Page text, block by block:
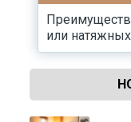
или